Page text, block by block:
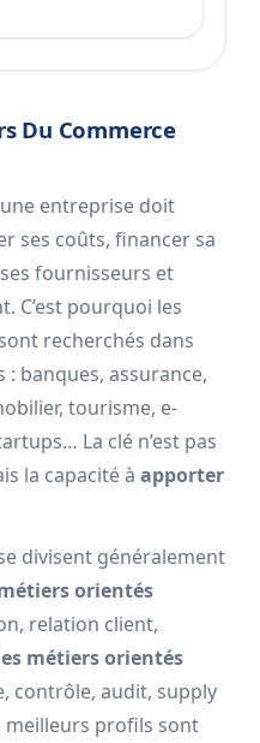
Du Commerce
entreprise doit
ses coûts, financer sa
fournisseurs et
C’est pourquoi les
recherchés dans
banques, assurance,
tourisme, e-
La clé n’est pas
la capacité à apporter
divisent généralement
orientés
relation client,
métiers orientés
contrôle, audit, supply
meilleurs profils sont